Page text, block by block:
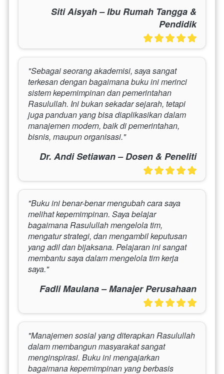
Siti Aisyah – Ibu Rumah Tangga &
Pendidik
"Sebagai seorang akademisi, saya sangat
terkesan dengan bagaimana buku ini merinci
sistem kepemimpinan dan pemerintahan
Rasulullah. Ini bukan sekadar sejarah, tetapi
juga panduan yang bisa diaplikasikan dalam
manajemen modern, baik di pemerintahan,
bisnis, maupun organisasi."
Dr. Andi Setiawan – Dosen & Peneliti
"Buku ini benar-benar mengubah cara saya
melihat kepemimpinan. Saya belajar
bagaimana Rasulullah mengelola tim,
mengatur strategi, dan mengambil keputusan
yang adil dan bijaksana. Pelajaran ini sangat
membantu saya dalam mengelola tim kerja
saya."
Fadli Maulana – Manajer Perusahaan
"Manajemen sosial yang diterapkan Rasulullah
dalam membangun masyarakat sangat
menginspirasi. Buku ini mengajarkan
bagaimana kepemimpinan yang berbasis